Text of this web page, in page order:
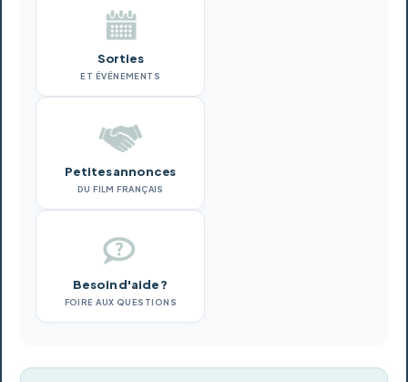
Sorties
ET ÉVÉNEMENTS
Petites annonces
DU FILM FRANÇAIS
Besoin d'aide ?
FOIRE AUX QUESTIONS